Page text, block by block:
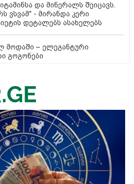
და მინერალს შეიცავს.
ვსვამ" - მირანდა კერი
დეტალებს ასახელებს
მოდაში – ელეგანტური
გოგონები